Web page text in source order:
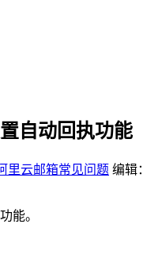
自动回执功能
里云邮箱常见问题 编辑：
能。